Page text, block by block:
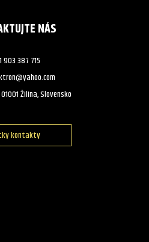
NÁS
903 387 715
Žilina, Slovensko
kontakty